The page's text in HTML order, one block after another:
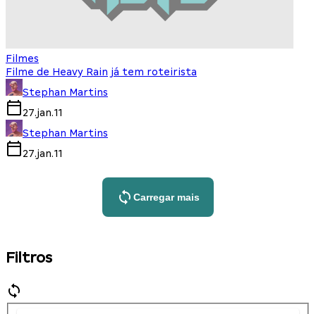
Filmes
Filme de Heavy Rain já tem roteirista
Stephan Martins
27.jan.11
Stephan Martins
27.jan.11
Carregar mais
Filtros